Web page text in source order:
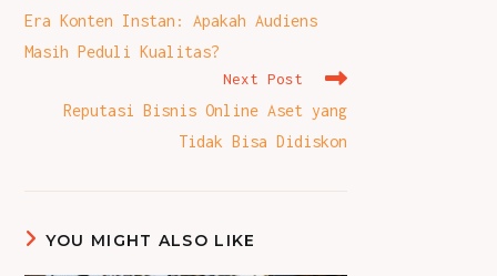
articles
Era Konten Instan: Apakah Audiens
Masih Peduli Kualitas?
Next Post
Reputasi Bisnis Online Aset yang
Tidak Bisa Didiskon
YOU MIGHT ALSO LIKE